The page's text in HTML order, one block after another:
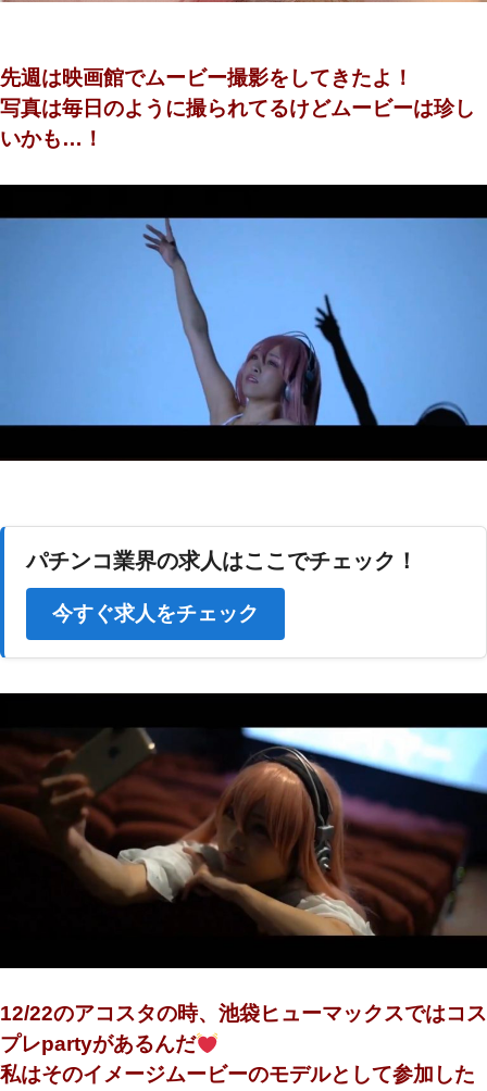
先週は映画館でムービー撮影をしてきたよ！
写真は毎日のように撮られてるけどムービーは珍し
いかも…！
パチンコ業界の求人はここでチェック！
今すぐ求人をチェック
12/22のアコスタの時、池袋ヒューマックスではコス
プレpartyがあるんだ
私はそのイメージムービーのモデルとして参加した